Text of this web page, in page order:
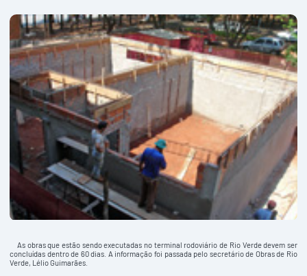
As obras que estão sendo executadas no terminal rodoviário de Rio Verde devem ser
concluídas dentro de 60 dias. A informação foi passada pelo secretário de Obras de Rio
Verde, Lélio Guimarães.